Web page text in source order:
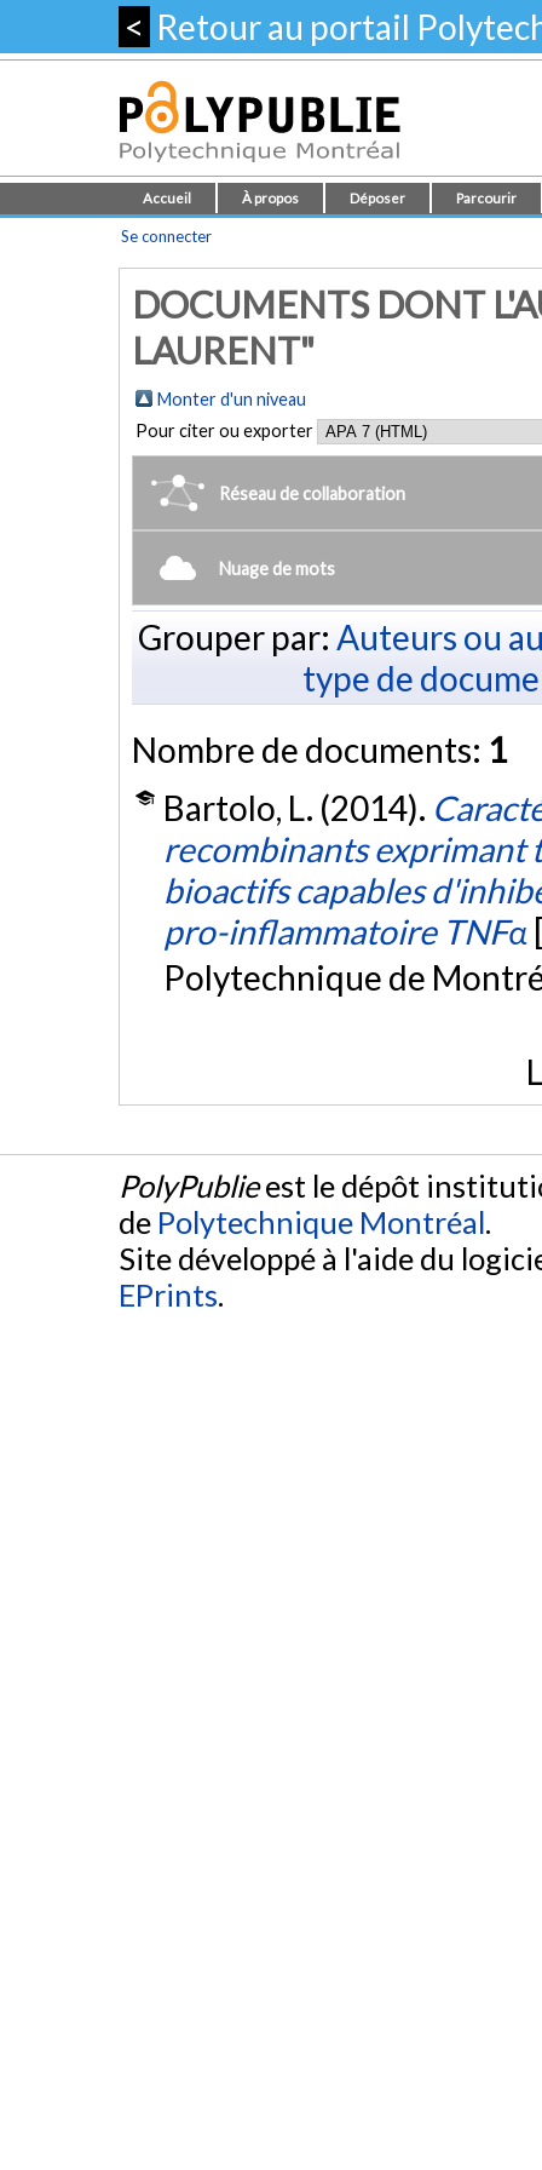
< Retour au portail
Accueil À propos Déposer Parcourir
Se connecter
DOCUMENTS DONT
LAURENT"
Monter d'un niveau
Pour citer ou exporter
Réseau de collaboration
Nuage de mots
Grouper par: Auteurs ou
type de
Nombre de documents: 1
Bartolo, L. (2014).
recombinants exprimant
bioactifs capables
pro-inflammatoire TNFα
Polytechnique de
PolyPublieest le dépôt
de Polytechnique Montréal.
Site développé à l'aide du
EPrints.